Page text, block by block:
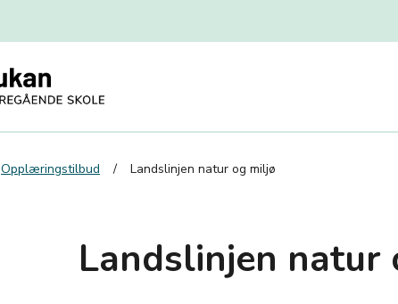
Opplæringstilbud Landslinjen natur og miljø
Landslinjen natur